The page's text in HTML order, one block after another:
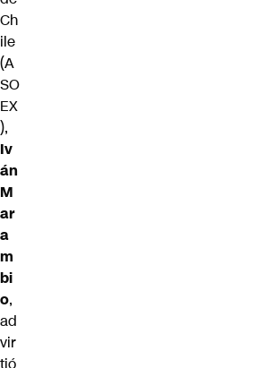
Ch
ile
(A
SO
EX
),
Iv
án
M
ar
a
m
bi
o,
ad
vir